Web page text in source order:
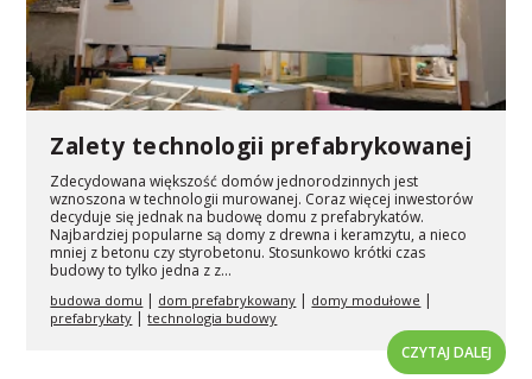
Zalety technologii prefabrykowanej
Zdecydowana większość domów jednorodzinnych jest
wznoszona w technologii murowanej. Coraz więcej inwestorów
decyduje się jednak na budowę domu z prefabrykatów.
Najbardziej popularne są domy z drewna i keramzytu, a nieco
mniej z betonu czy styrobetonu. Stosunkowo krótki czas
budowy to tylko jedna z z...
budowa domu | dom prefabrykowany | domy modułowe |
prefabrykaty |technologia budowy
CZYTAJ DALEJ